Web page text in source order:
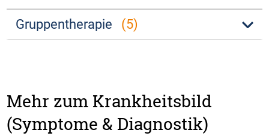
Gruppentherapie (5)
Mehr zum Krankheitsbild
(Symptome & Diagnostik)